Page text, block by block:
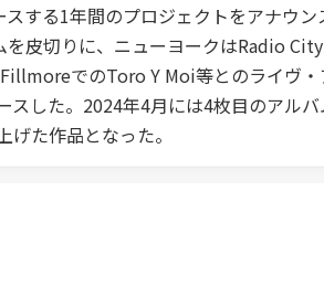
する1年間のプロジェクトをアナウ
皮切りに、ニューヨークはRadio
でのToro Y Moi等とのライヴ
した。2024年4月には4枚目のアル
た作品となった。